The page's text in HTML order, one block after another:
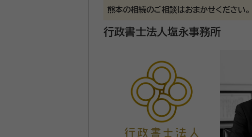
熊本の相続のご相談はおまかせください。
行政書士法人塩永事務所